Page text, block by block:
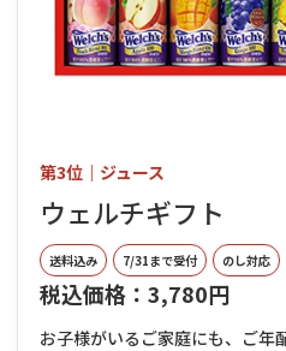
第3位｜ジュース
ウェルチギフト
送料込み 7/31まで受付 のし対応
税込価格：3,780円
お子様がいるご家庭にも、ご年